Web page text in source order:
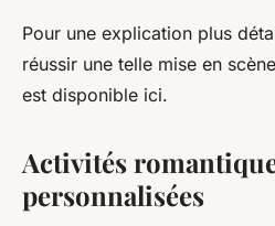
Pour une explication plus
réussir une telle mise en
est disponible ici.
Activités
personnalisées